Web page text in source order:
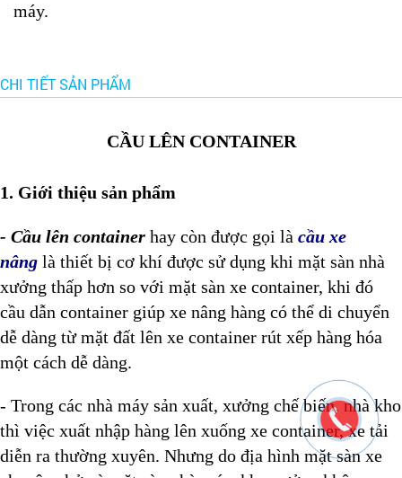
máy.
CHI TIẾT SẢN PHẨM
CẦU LÊN CONTAINER
1. Giới thiệu sản phẩm
- Cầu lên container hay còn được gọi là cầu xe
nâng là thiết bị cơ khí được sử dụng khi mặt sàn nhà
xưởng thấp hơn so với mặt sàn xe container, khi đó
cầu dẫn container giúp xe nâng hàng có thể di chuyển
dễ dàng từ mặt đất lên xe container rút xếp hàng hóa
một cách dễ dàng.
- Trong các nhà máy sản xuất, xưởng chế biến, nhà kho
thì việc xuất nhập hàng lên xuống xe container, xe tải
diễn ra thường xuyên. Nhưng do địa hình mặt sàn xe